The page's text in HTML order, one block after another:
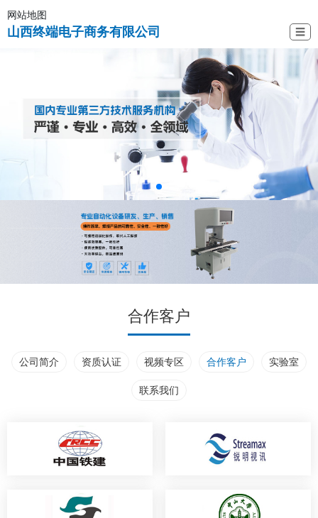
网站地图
山西终端电子商务有限公司 ☰
合作客户
公司简介 资质认证 视频专区 合作客户 实验室
联系我们